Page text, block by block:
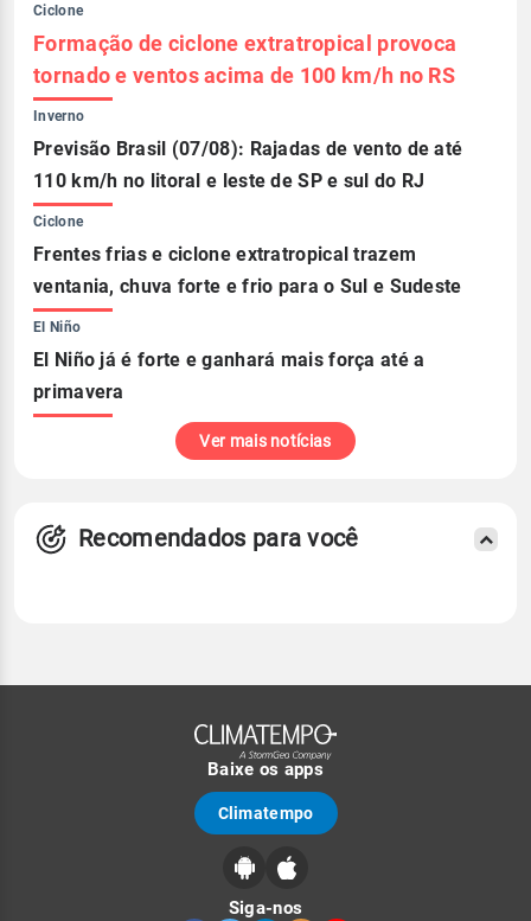
Ciclone
Formação de ciclone extratropical provoca
tornado e ventos acima de 100 km/h no RS
Inverno
Previsão Brasil (07/08): Rajadas de vento de até
110 km/h no litoral e leste de SP e sul do RJ
Ciclone
Frentes frias e ciclone extratropical trazem
ventania, chuva forte e frio para o Sul e Sudeste
El Niño
El Niño já é forte e ganhará mais força até a
primavera
Ver mais notícias
Recomendados para você
Baixe os apps
Climatempo
Siga-nos